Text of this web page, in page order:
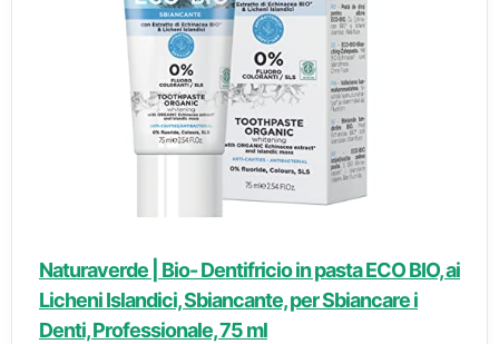
Naturaverde | Bio- Dentifricio in pasta ECO BIO, ai
Licheni Islandici, Sbiancante, per Sbiancare i
Denti, Professionale, 75 ml